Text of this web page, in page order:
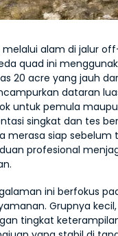
melalui alam di jalur
quad ini
20 acre yang jauh
dataran
untuk pemula
singkat dan tes
merasa siap sebelum
profesional
ini berfokus
Grupnya
tingkat